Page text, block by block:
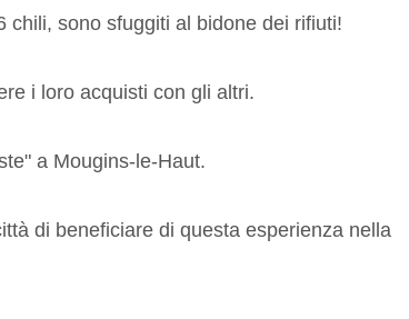
chili, sono sfuggiti al bidone dei rifiuti!
i loro acquisti con gli altri.
a Mougins-le-Haut.
di beneficiare di questa esperienza nella